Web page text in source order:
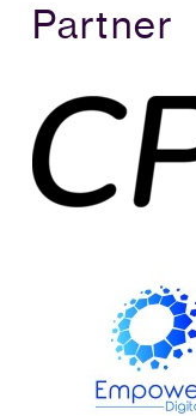
Partner